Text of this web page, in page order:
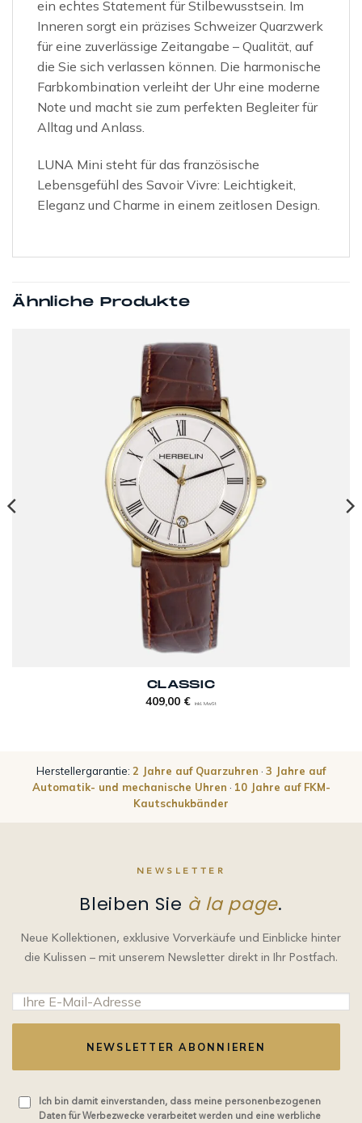
ein echtes Statement für Stilbewusstsein. Im
Inneren sorgt ein präzises Schweizer Quarzwerk
für eine zuverlässige Zeitangabe – Qualität, auf
die Sie sich verlassen können. Die harmonische
Farbkombination verleiht der Uhr eine moderne
Note und macht sie zum perfekten Begleiter für
Alltag und Anlass.
LUNA Mini steht für das französische
Lebensgefühl des Savoir Vivre: Leichtigkeit,
Eleganz und Charme in einem zeitlosen Design.
Ähnliche Produkte
CLASSIC
409,00 € inkl. MwSt
Herstellergarantie: 2 Jahre auf Quarzuhren · 3 Jahre auf
Automatik- und mechanische Uhren · 10 Jahre auf FKM-
Kautschukbänder
NEWSLETTER
Bleiben Sie à la page.
Neue Kollektionen, exklusive Vorverkäufe und Einblicke hinter
die Kulissen – mit unserem Newsletter direkt in Ihr Postfach.
NEWSLETTER ABONNIEREN
Ich bin damit einverstanden, dass meine personenbezogenen
Daten für Werbezwecke verarbeitet werden und eine werbliche